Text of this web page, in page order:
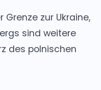
zur Ukraine,
sind weitere
des polnischen